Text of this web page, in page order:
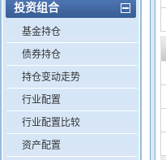
投资组合
基金持仓
债券持仓
持仓变动走势
行业配置
行业配置比较
资产配置